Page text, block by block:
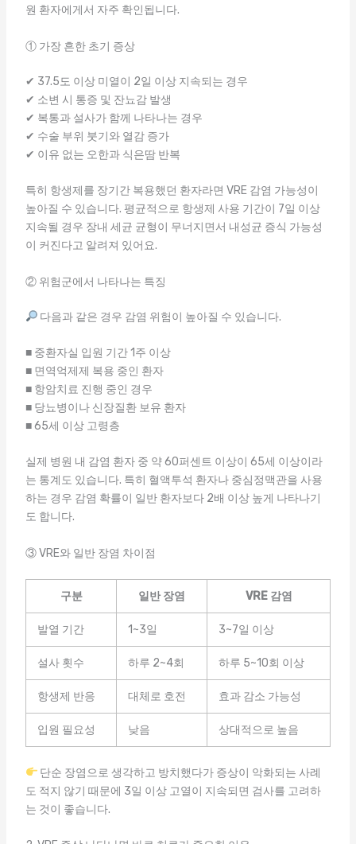
원 환자에게서 자주 확인됩니다.
① 가장 흔한 초기 증상
✔ 37.5도 이상 미열이 2일 이상 지속되는 경우
✔ 소변 시 통증 및 잔뇨감 발생
✔ 복통과 설사가 함께 나타나는 경우
✔ 수술 부위 붓기와 열감 증가
✔ 이유 없는 오한과 식은땀 반복
특히 항생제를 장기간 복용했던 환자라면 VRE 감염 가능성이
높아질 수 있습니다. 평균적으로 항생제 사용 기간이 7일 이상
지속될 경우 장내 세균 균형이 무너지면서 내성균 증식 가능성
이 커진다고 알려져 있어요.
② 위험군에서 나타나는 특징
다음과 같은 경우 감염 위험이 높아질 수 있습니다.
■ 중환자실 입원 기간 1주 이상
■ 면역억제제 복용 중인 환자
■ 항암치료 진행 중인 경우
■ 당뇨병이나 신장질환 보유 환자
■ 65세 이상 고령층
실제 병원 내 감염 환자 중 약 60퍼센트 이상이 65세 이상이라
는 통계도 있습니다. 특히 혈액투석 환자나 중심정맥관을 사용
하는 경우 감염 확률이 일반 환자보다 2배 이상 높게 나타나기
도 합니다.
③ VRE와 일반 장염 차이점
구분 일반 장염 VRE 감염
발열 기간 1~3일 3~7일 이상
설사 횟수 하루 2~4회 하루 5~10회 이상
항생제 반응 대체로 호전 효과 감소 가능성
입원 필요성 낮음 상대적으로 높음
단순 장염으로 생각하고 방치했다가 증상이 악화되는 사례
도 적지 않기 때문에 3일 이상 고열이 지속되면 검사를 고려하
는 것이 좋습니다.